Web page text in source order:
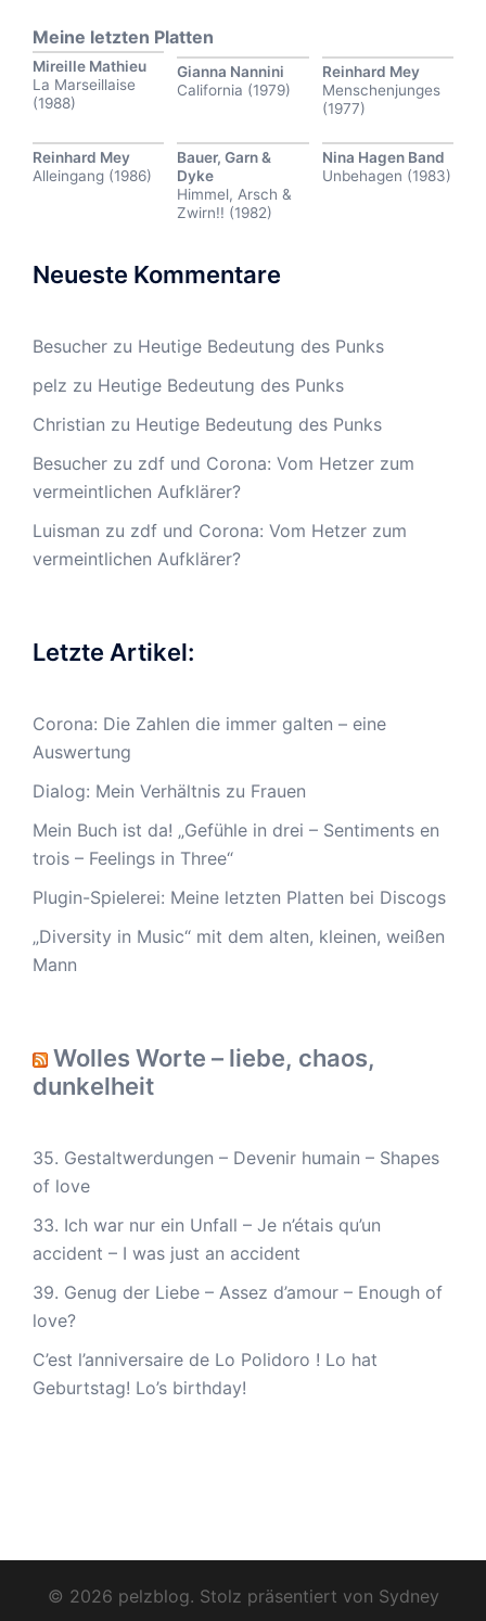
Meine letzten Platten
Mireille Mathieu
La Marseillaise
(1988)
Gianna Nannini
California (1979)
Reinhard Mey
Menschenjunges
(1977)
Reinhard Mey
Alleingang (1986)
Bauer, Garn &
Dyke
Himmel, Arsch &
Zwirn!! (1982)
Nina Hagen Band
Unbehagen (1983)
Neueste Kommentare
Besucher zu Heutige Bedeutung des Punks
pelz zu Heutige Bedeutung des Punks
Christian zu Heutige Bedeutung des Punks
Besucher zu zdf und Corona: Vom Hetzer zum
vermeintlichen Aufklärer?
Luisman zu zdf und Corona: Vom Hetzer zum
vermeintlichen Aufklärer?
Letzte Artikel:
Corona: Die Zahlen die immer galten – eine
Auswertung
Dialog: Mein Verhältnis zu Frauen
Mein Buch ist da! „Gefühle in drei – Sentiments en
trois – Feelings in Three“
Plugin-Spielerei: Meine letzten Platten bei Discogs
„Diversity in Music“ mit dem alten, kleinen, weißen
Mann
Wolles Worte – liebe, chaos,
dunkelheit
35. Gestaltwerdungen – Devenir humain – Shapes
of love
33. Ich war nur ein Unfall – Je n’étais qu’un
accident – I was just an accident
39. Genug der Liebe – Assez d’amour – Enough of
love?
C’est l’anniversaire de Lo Polidoro ! Lo hat
Geburtstag! Lo’s birthday!
© 2026 pelzblog. Stolz präsentiert von Sydney